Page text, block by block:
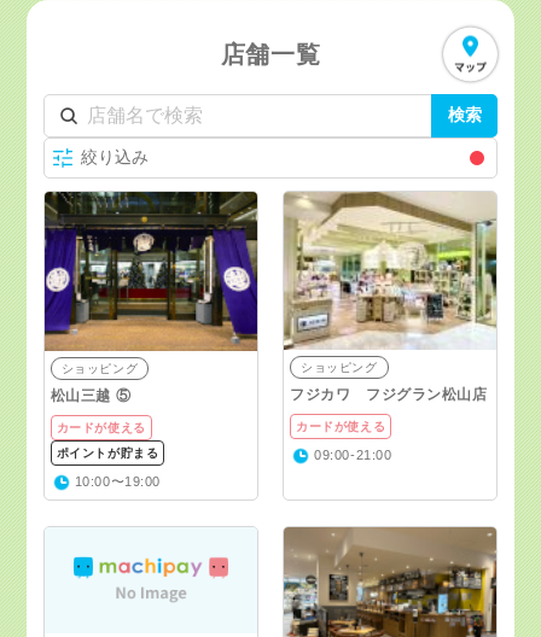
店舗一覧
検索
絞り込み
ショッピング
松山三越 ⑤
カードが使える
ポイントが貯まる
10:00〜19:00
ショッピング
フジカワ フジグラン松山店
カードが使える
09:00-21:00